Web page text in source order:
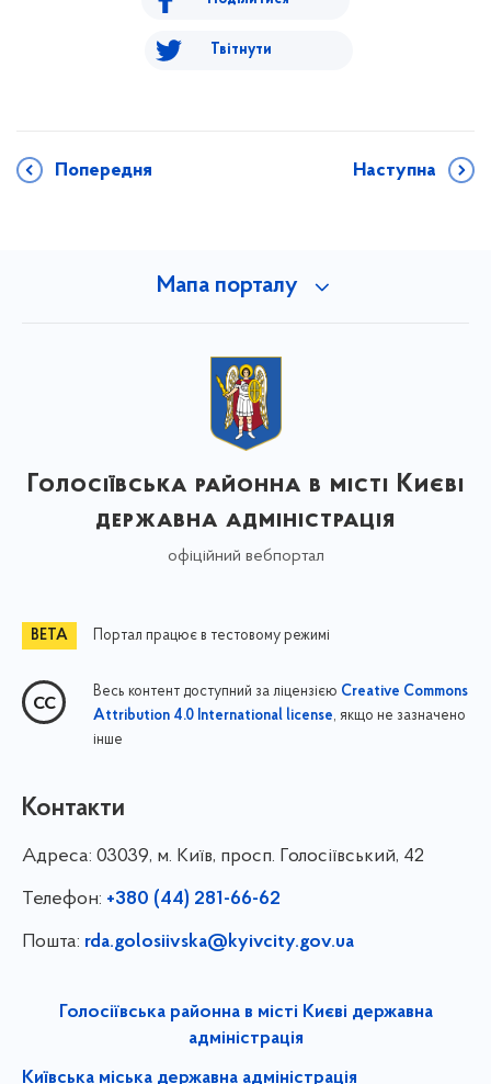
Твітнути
Попередня Наступна
Мапа порталу
Голосіївська районна в місті Києві
державна адміністрація
офіційний вебпортал
Портал працює в тестовому режимі
Весь контент доступний за ліцензією Creative Commons
Attribution 4.0 International license, якщо не зазначено
інше
Контакти
Адреса: 03039, м. Київ, просп. Голосіївський, 42
Телефон: +380 (44) 281-66-62
Пошта: rda.golosiivska@kyivcity.gov.ua
Голосіївська районна в місті Києві державна
адміністрація
Київська міська державна адміністрація